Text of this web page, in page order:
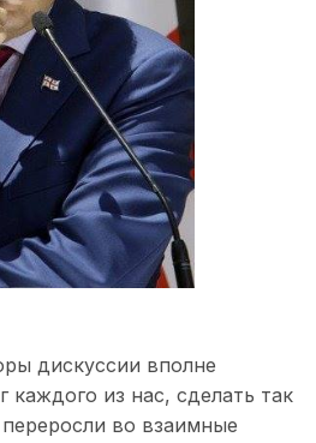
дискуссии вполне
каждого из нас, сделать так
во взаимные